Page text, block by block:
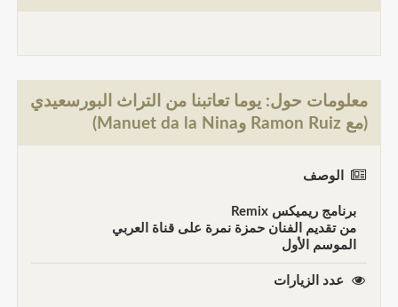
معلومات حول: يوما تعاتبنا من التراث البورسعيدي
(مع Ramon Ruiz وManuet da la Nina)
الوصف
برنامج ريميكس Remix
من تقديم الفنان حمزة نمرة على قناة العربي
الموسم الأول
عدد الزيارات